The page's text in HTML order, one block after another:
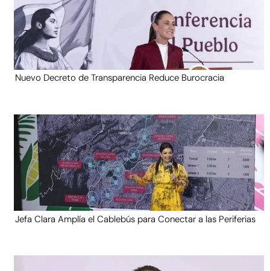
Nuevo Decreto de Transparencia Reduce Burocracia
Jefa Clara Amplía el Cablebús para Conectar a las Periferias